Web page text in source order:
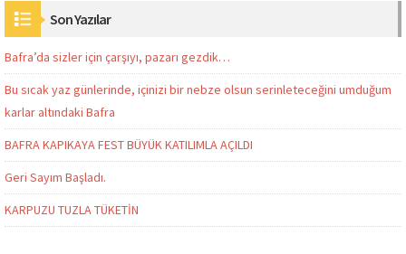
Son Yazılar
Bafra’da sizler için çarşıyı, pazarı gezdik…
Bu sıcak yaz günlerinde, içinizi bir nebze olsun serinleteceğini umduğum
karlar altındaki Bafra
BAFRA KAPIKAYA FEST BÜYÜK KATILIMLA AÇILDI
Geri Sayım Başladı.
KARPUZU TUZLA TÜKETİN